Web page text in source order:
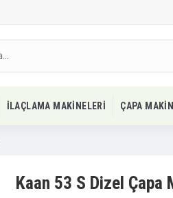
İLAÇLAMA MAKINELERI ÇAPA
Kaan 53 S Dizel Çapa